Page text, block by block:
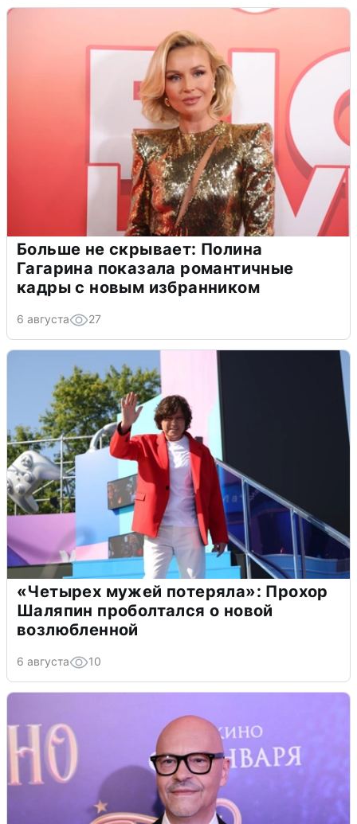
Больше не скрывает: Полина
Гагарина показала романтичные
кадры с новым избранником
6 августа 27
«Четырех мужей потеряла»: Прохор
Шаляпин проболтался о новой
возлюбленной
6 августа 10